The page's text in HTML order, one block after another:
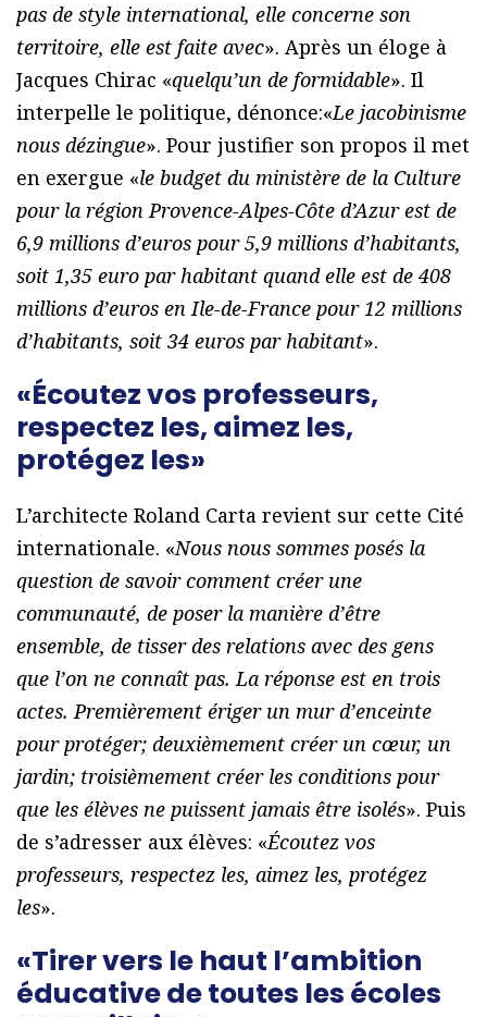
pas de style international, elle concerne son
territoire, elle est faite avec». Après un éloge à
Jacques Chirac «quelqu’un de formidable». Il
interpelle le politique, dénonce:«Le jacobinisme
nous dézingue». Pour justifier son propos il met
en exergue «le budget du ministère de la Culture
pour la région Provence-Alpes-Côte d’Azur est de
6,9 millions d’euros pour 5,9 millions d’habitants,
soit 1,35 euro par habitant quand elle est de 408
millions d’euros en Ile-de-France pour 12 millions
d’habitants, soit 34 euros par habitant».
«Écoutez vos professeurs,
respectez les, aimez les,
protégez les»
L’architecte Roland Carta revient sur cette Cité
internationale. «Nous nous sommes posés la
question de savoir comment créer une
communauté, de poser la manière d’être
ensemble, de tisser des relations avec des gens
que l’on ne connaît pas. La réponse est en trois
actes. Premièrement ériger un mur d’enceinte
pour protéger; deuxièmement créer un cœur, un
jardin; troisièmement créer les conditions pour
que les élèves ne puissent jamais être isolés». Puis
de s’adresser aux élèves: «Écoutez vos
professeurs, respectez les, aimez les, protégez
les».
«Tirer vers le haut l’ambition
éducative de toutes les écoles